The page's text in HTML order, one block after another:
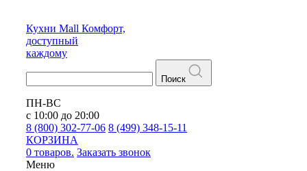
Кухни Mall Комфорт,
доступный
каждому
Поиск
ПН-ВС
с 10:00 до 20:00
8 (800) 302-77-06 8 (499) 348-15-11
КОРЗИНА
0 товаров. Заказать звонок
Меню